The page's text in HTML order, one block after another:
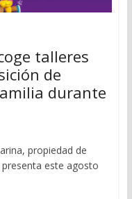
talleres
de
durante
propiedad de
este agosto